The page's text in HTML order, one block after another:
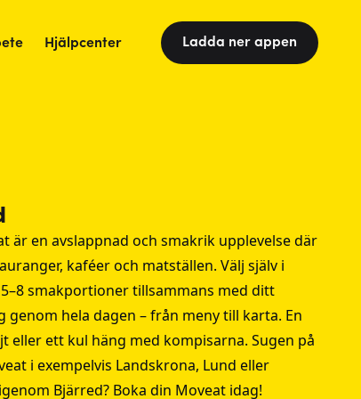
Hjälpcenter Ladda ner appen
är en avslappnad och smakrik upplevelse där
kaféer och matställen. Välj själv i
smakportioner tillsammans med ditt
hela dagen – från meny till karta. En
eller ett kul häng med kompisarna. Sugen på
i exempelvis Landskrona, Lund eller
Bjärred? Boka din Moveat idag!